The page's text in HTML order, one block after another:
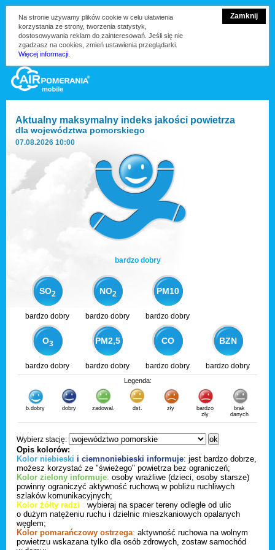
Zamknij
Na stronie używamy plików cookie w celu ułatwienia
korzystania ze strony, tworzenia statystyk,
dostosowywania reklam do zainteresowań. Jeśli się nie
zgadzasz na cookies, zmień ustawienia przeglądarki.
Więcej informacji.
Aktualny maksymalny indeks jakości powietrza
dla województwa pomorskiego
07.08.2026 10:00
bardzo dobry
SO2 NO2 PM10
bardzo dobry bardzo dobry bardzo dobry
O3 PM2,5 CO BZN
bardzo dobry bardzo dobry bardzo dobry bardzo dobry
Legenda:
b.dobry dobry zadowal. dst. zły
bardzo
zły
brak
danych
Wybierz stację:
Opis kolorów:
Kolor niebieski i ciemnoniebieski informuje: jest bardzo dobrze,
możesz korzystać ze "świeżego" powietrza bez ograniczeń;
Kolor zielony informuje: osoby wrażliwe (dzieci, osoby starsze)
powinny ograniczyć aktywność ruchową w pobliżu ruchliwych
szlaków komunikacyjnych;
Kolor żółty radzi : wybieraj na spacer tereny odległe od ulic
o dużym natężeniu ruchu i dzielnic mieszkaniowych opalanych
węglem;
Kolor pomarańczowy ostrzega: aktywność ruchowa na wolnym
powietrzu wskazana tylko dla osób zdrowych, zostaw samochód